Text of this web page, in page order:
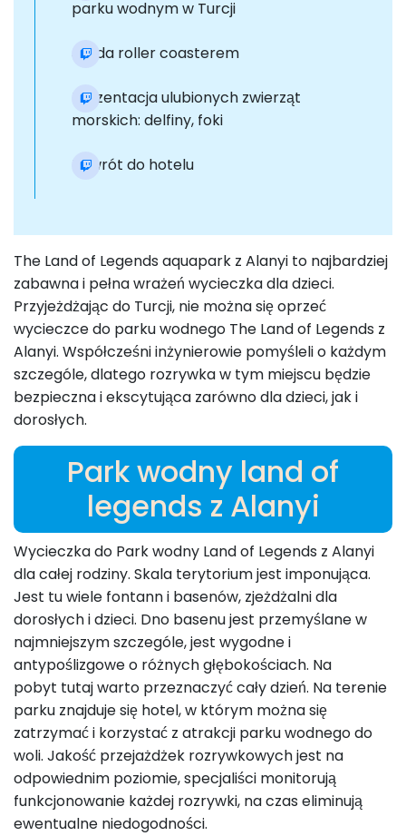
parku wodnym w Turcji
Jazda roller coasterem
Prezentacja ulubionych zwierząt
morskich: delfiny, foki
Powrót do hotelu
The Land of Legends aquapark z Alanyi to najbardziej
zabawna i pełna wrażeń wycieczka dla dzieci.
Przyjeżdżając do Turcji, nie można się oprzeć
wycieczce do parku wodnego The Land of Legends z
Alanyi. Współcześni inżynierowie pomyśleli o każdym
szczególe, dlatego rozrywka w tym miejscu będzie
bezpieczna i ekscytująca zarówno dla dzieci, jak i
dorosłych.
Park wodny land of
legends z Alanyi
Wycieczka do Park wodny Land of Legends z Alanyi
dla całej rodziny. Skala terytorium jest imponująca.
Jest tu wiele fontann i basenów, zjeżdżalni dla
dorosłych i dzieci. Dno basenu jest przemyślane w
najmniejszym szczególe, jest wygodne i
antypoślizgowe o różnych głębokościach. Na
pobyt tutaj warto przeznaczyć cały dzień. Na terenie
parku znajduje się hotel, w którym można się
zatrzymać i korzystać z atrakcji parku wodnego do
woli. Jakość przejażdżek rozrywkowych jest na
odpowiednim poziomie, specjaliści monitorują
funkcjonowanie każdej rozrywki, na czas eliminują
ewentualne niedogodności.